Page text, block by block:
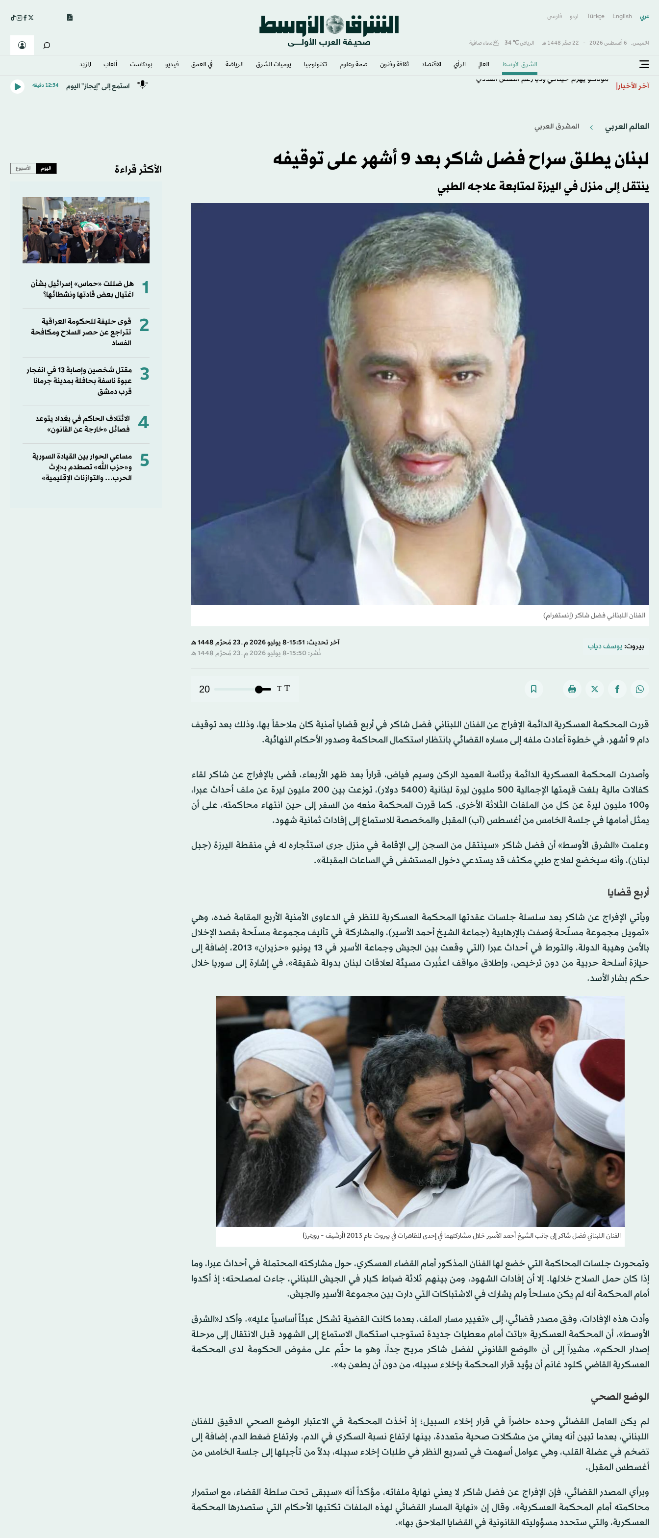
عربي English
Türkçe اردو فارسى
الخميس, 6 أغسطس 2026 - 22 صفَر 1448 هـ الرياض℃
34 سماء صافية
الشرق الأوسط​ العالم الرأي الاقتصاد ثقافة وفنون صحة وعلوم تكنولوجيا يوميات الشرق​ الرياضة في العمق فيديو بودكاست ألعاب المزيد
آخر الأخبار موناكو يهزم خيتافي ودياً رغم النقص العددي استمع إلى "إيجاز" اليوم 12:34 دقيقه
العالم العربي المشرق العربي
لبنان يطلق سراح فضل شاكر بعد 9 أشهر على توقيفه
ينتقل إلى منزل في اليرزة لمتابعة علاجه الطبي
الفنان اللبناني فضل شاكر (إنستغرام)
بيروت: يوسف دياب
آخر تحديث: 15:51-8 يوليو 2026 م ـ 23 مُحرَّم 1448 هـ
نُشر: 15:50-8 يوليو 2026 م ـ 23 مُحرَّم 1448 هـ
T
T
20
قررت المحكمة العسكرية الدائمة الإفراج عن الفنان اللبناني فضل شاكر في أربع قضايا أمنية كان ملاحقاً بها، وذلك بعد توقيف
دام 9 أشهر، في خطوة أعادت ملفه إلى مساره القضائي بانتظار استكمال المحاكمة وصدور الأحكام النهائية.
وأصدرت المحكمة العسكرية الدائمة برئاسة العميد الركن وسيم فياض، قراراً بعد ظهر الأربعاء، قضى بالإفراج عن شاكر لقاء
كفالات مالية بلغت قيمتها الإجمالية 500 مليون ليرة لبنانية (5400 دولار)، توزعت بين 200 مليون ليرة عن ملف أحداث عبرا،
و100 مليون ليرة عن كل من الملفات الثلاثة الأخرى. كما قررت المحكمة منعه من السفر إلى حين انتهاء محاكمته، على أن
يمثل أمامها في جلسة الخامس من أغسطس (آب) المقبل والمخصصة للاستماع إلى إفادات ثمانية شهود.
وعلمت «الشرق الأوسط» أن فضل شاكر «سينتقل من السجن إلى الإقامة في منزل جرى استئجاره له في منقطة اليرزة (جبل
لبنان)، وأنه سيخضع لعلاج طبي مكثف قد يستدعي دخول المستشفى في الساعات المقبلة».
أربع قضايا
ويأتي الإفراج عن شاكر بعد سلسلة جلسات عقدتها المحكمة العسكرية للنظر في الدعاوى الأمنية الأربع المقامة ضده، وهي
«تمويل مجموعة مسلّحة وُصفت بالإرهابية (جماعة الشيخ أحمد الأسير)، والمشاركة في تأليف مجموعة مسلّحة بقصد الإخلال
بالأمن وهيبة الدولة، والتورط في أحداث عبرا (التي وقعت بين الجيش وجماعة الأسير في 13 يونيو «حزيران» 2013، إضافة إلى
حيازة أسلحة حربية من دون ترخيص، وإطلاق مواقف اعتُبرت مسيئة لعلاقات لبنان بدولة شقيقة»، في إشارة إلى سوريا خلال
حكم بشار الأسد.
الفنان اللبناني فضل شاكر إلى جانب الشيخ أحمد الأسير خلال مشاركتهما في إحدى المظاهرات في بيروت عام 2013 (أرشيف - رويترز)
وتمحورت جلسات المحاكمة التي خضع لها الفنان المذكور أمام القضاء العسكري، حول مشاركته المحتملة في أحداث عبرا، وما
إذا كان حمل السلاح خلالها. إلا أن إفادات الشهود، ومن بينهم ثلاثة ضباط كبار في الجيش اللبناني، جاءت لمصلحته؛ إذ أكدوا
أمام المحكمة أنه لم يكن مسلحاً ولم يشارك في الاشتباكات التي دارت بين مجموعة الأسير والجيش.
وأدت هذه الإفادات، وفق مصدر قضائي، إلى «تغيير مسار الملف، بعدما كانت القضية تشكل عبئاً أساسياً عليه». وأكد لـ«الشرق
الأوسط»، أن المحكمة العسكرية «باتت أمام معطيات جديدة تستوجب استكمال الاستماع إلى الشهود قبل الانتقال إلى مرحلة
إصدار الحكم»، مشيراً إلى أن «الوضع القانوني لفضل شاكر مريح جداً، وهو ما حتّم على مفوض الحكومة لدى المحكمة
العسكرية القاضي كلود غانم أن يؤيد قرار المحكمة بإخلاء سبيله، من دون أن يطعن به».
الوضع الصحي
لم يكن العامل القضائي وحده حاضراً في قرار إخلاء السبيل؛ إذ أخذت المحكمة في الاعتبار الوضع الصحي الدقيق للفنان
اللبناني، بعدما تبين أنه يعاني من مشكلات صحية متعددة، بينها ارتفاع نسبة السكري في الدم، وارتفاع ضغط الدم، إضافة إلى
تضخم في عضلة القلب، وهي عوامل أسهمت في تسريع النظر في طلبات إخلاء سبيله، بدلاً من تأجيلها إلى جلسة الخامس من
أغسطس المقبل.
وبرأي المصدر القضائي، فإن الإفراج عن فضل شاكر لا يعني نهاية ملفاته، مؤكداً أنه «سيبقى تحت سلطة القضاء، مع استمرار
محاكمته أمام المحكمة العسكرية». وقال إن «نهاية المسار القضائي لهذه الملفات تكتبها الأحكام التي ستصدرها المحكمة
العسكرية، والتي ستحدد مسؤوليته القانونية في القضايا الملاحق بها».
الأكثر قراءة اليوم الأسبوع
1
هل ضللت «حماس» إسرائيل بشأن
اغتيال بعض قادتها ونشطائها؟
2
قوى حليفة للحكومة العراقية
تتراجع عن حصر السلاح ومكافحة
الفساد
3
مقتل شخصين وإصابة 13 في انفجار
عبوة ناسفة بحافلة بمدينة جرمانا
قرب دمشق
4
الائتلاف الحاكم في بغداد يتوعد
فصائل «خارجة عن القانون»
5
مساعي الحوار بين القيادة السورية
و«حزب الله» تصطدم بـ«إرث
الحرب… والتوازنات الإقليمية»